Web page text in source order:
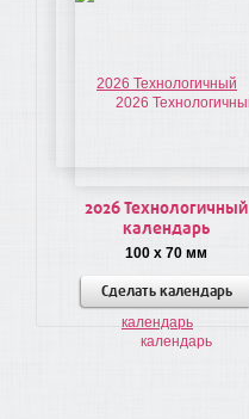
2026 Технологичный
календарь
100 x 70 мм
Сделать календарь